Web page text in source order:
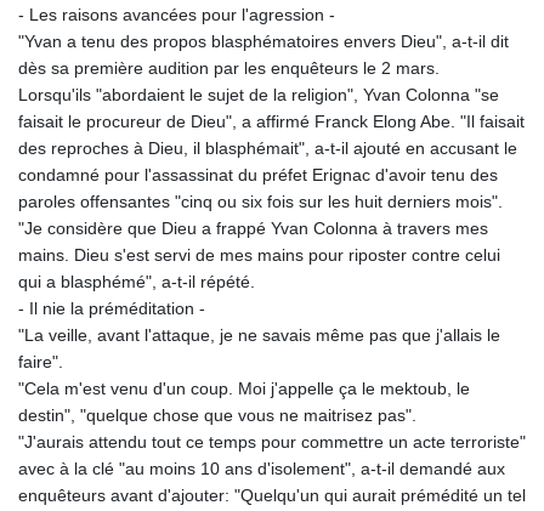
- Les raisons avancées pour l'agression -
"Yvan a tenu des propos blasphématoires envers Dieu", a-t-il dit
dès sa première audition par les enquêteurs le 2 mars.
Lorsqu'ils "abordaient le sujet de la religion", Yvan Colonna "se
faisait le procureur de Dieu", a affirmé Franck Elong Abe. "Il faisait
des reproches à Dieu, il blasphémait", a-t-il ajouté en accusant le
condamné pour l'assassinat du préfet Erignac d'avoir tenu des
paroles offensantes "cinq ou six fois sur les huit derniers mois".
"Je considère que Dieu a frappé Yvan Colonna à travers mes
mains. Dieu s'est servi de mes mains pour riposter contre celui
qui a blasphémé", a-t-il répété.
- Il nie la préméditation -
"La veille, avant l'attaque, je ne savais même pas que j'allais le
faire".
"Cela m'est venu d'un coup. Moi j'appelle ça le mektoub, le
destin", "quelque chose que vous ne maitrisez pas".
"J'aurais attendu tout ce temps pour commettre un acte terroriste"
avec à la clé "au moins 10 ans d'isolement", a-t-il demandé aux
enquêteurs avant d'ajouter: "Quelqu'un qui aurait prémédité un tel